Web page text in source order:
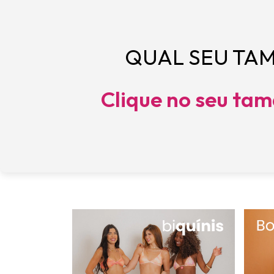
QUAL SEU
Clique no seu